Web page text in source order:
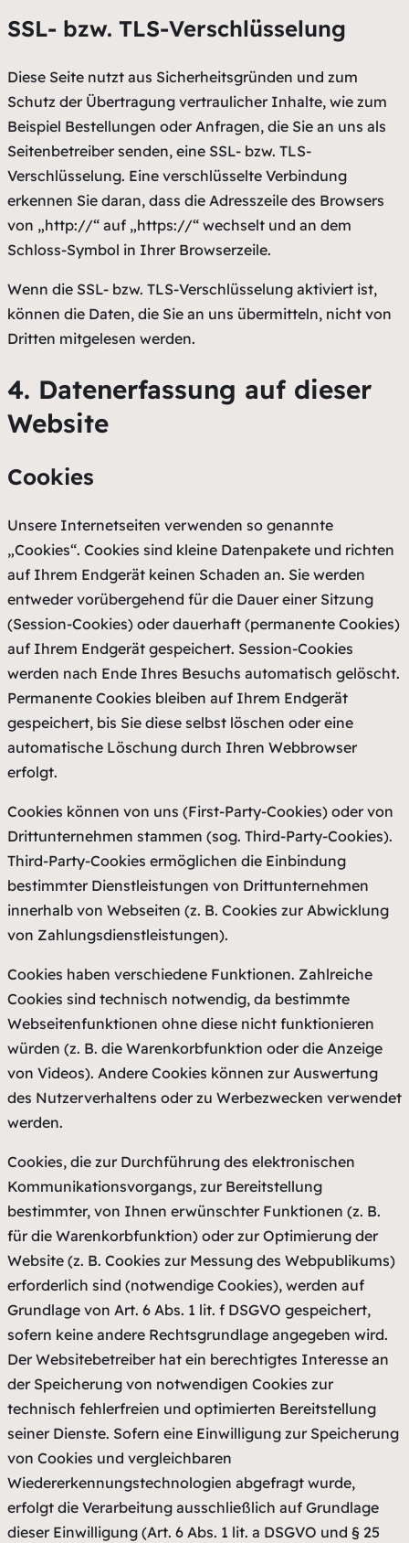
SSL- bzw. TLS-Verschlüsselung
Diese Seite nutzt aus Sicherheitsgründen und zum
Schutz der Übertragung vertraulicher Inhalte, wie zum
Beispiel Bestellungen oder Anfragen, die Sie an uns als
Seitenbetreiber senden, eine SSL- bzw. TLS-
Verschlüsselung. Eine verschlüsselte Verbindung
erkennen Sie daran, dass die Adresszeile des Browsers
von „http://“ auf „https://“ wechselt und an dem
Schloss-Symbol in Ihrer Browserzeile.
Wenn die SSL- bzw. TLS-Verschlüsselung aktiviert ist,
können die Daten, die Sie an uns übermitteln, nicht von
Dritten mitgelesen werden.
4. Datenerfassung auf dieser
Website
Cookies
Unsere Internetseiten verwenden so genannte
„Cookies“. Cookies sind kleine Datenpakete und richten
auf Ihrem Endgerät keinen Schaden an. Sie werden
entweder vorübergehend für die Dauer einer Sitzung
(Session-Cookies) oder dauerhaft (permanente Cookies)
auf Ihrem Endgerät gespeichert. Session-Cookies
werden nach Ende Ihres Besuchs automatisch gelöscht.
Permanente Cookies bleiben auf Ihrem Endgerät
gespeichert, bis Sie diese selbst löschen oder eine
automatische Löschung durch Ihren Webbrowser
erfolgt.
Cookies können von uns (First-Party-Cookies) oder von
Drittunternehmen stammen (sog. Third-Party-Cookies).
Third-Party-Cookies ermöglichen die Einbindung
bestimmter Dienstleistungen von Drittunternehmen
innerhalb von Webseiten (z. B. Cookies zur Abwicklung
von Zahlungsdienstleistungen).
Cookies haben verschiedene Funktionen. Zahlreiche
Cookies sind technisch notwendig, da bestimmte
Webseitenfunktionen ohne diese nicht funktionieren
würden (z. B. die Warenkorbfunktion oder die Anzeige
von Videos). Andere Cookies können zur Auswertung
des Nutzerverhaltens oder zu Werbezwecken verwendet
werden.
Cookies, die zur Durchführung des elektronischen
Kommunikationsvorgangs, zur Bereitstellung
bestimmter, von Ihnen erwünschter Funktionen (z. B.
für die Warenkorbfunktion) oder zur Optimierung der
Website (z. B. Cookies zur Messung des Webpublikums)
erforderlich sind (notwendige Cookies), werden auf
Grundlage von Art. 6 Abs. 1 lit. f DSGVO gespeichert,
sofern keine andere Rechtsgrundlage angegeben wird.
Der Websitebetreiber hat ein berechtigtes Interesse an
der Speicherung von notwendigen Cookies zur
technisch fehlerfreien und optimierten Bereitstellung
seiner Dienste. Sofern eine Einwilligung zur Speicherung
von Cookies und vergleichbaren
Wiedererkennungstechnologien abgefragt wurde,
erfolgt die Verarbeitung ausschließlich auf Grundlage
dieser Einwilligung (Art. 6 Abs. 1 lit. a DSGVO und § 25